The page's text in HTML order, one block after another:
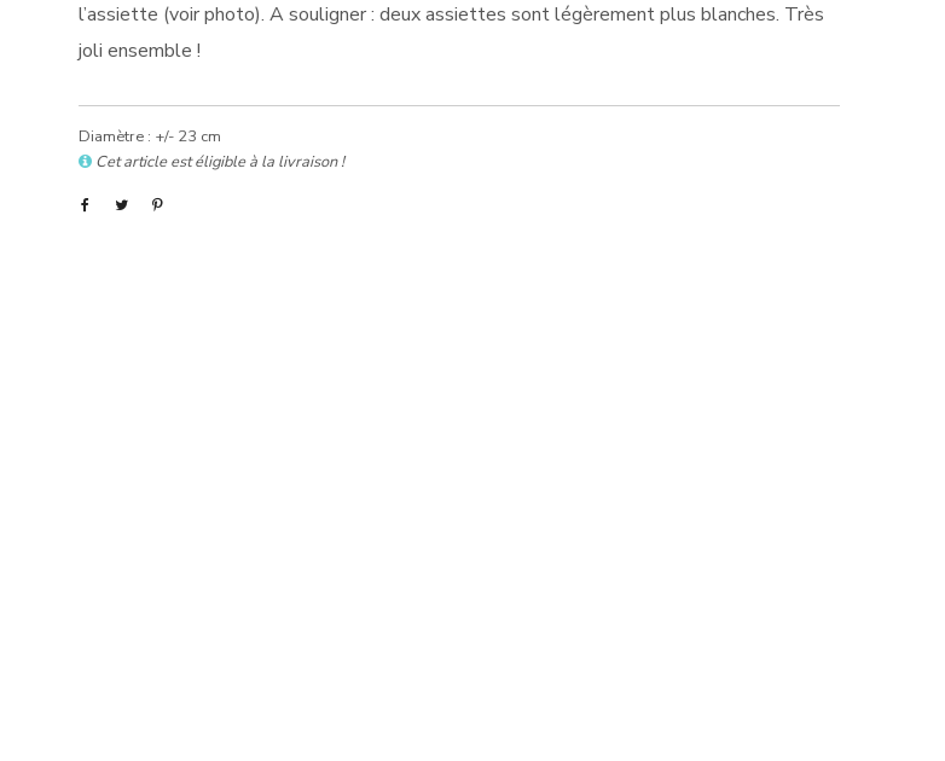
l’assiette (voir photo). A souligner : deux assiettes sont légèrement plus blanches. Très
joli ensemble !
Diamètre : +/- 23 cm
Cet article est éligible à la livraison !